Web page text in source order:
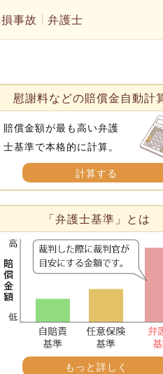
事故 弁護士
慰謝料などの賠償金自動計
賠償金額が最も高い弁護
士基準で本格的に計算。
計算する
「弁護士基準」とは
もっと詳しく